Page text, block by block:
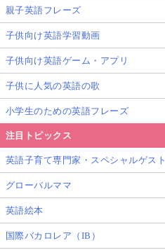
親子英語フレーズ
子供向け英語学習動画
子供向け英語ゲーム・アプリ
子供に人気の英語の歌
小学生のための英語フレーズ
注目トピックス
英語子育て専門家・スペシャルゲスト
グローバルママ
英語絵本
国際バカロレア（IB）